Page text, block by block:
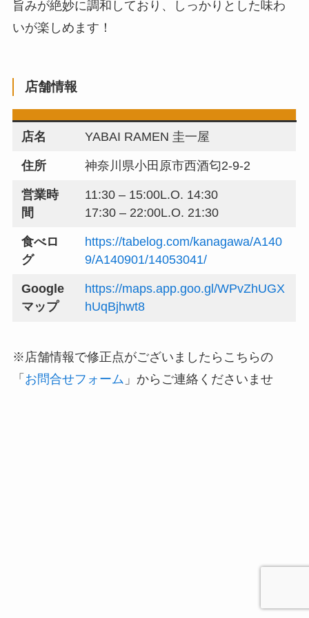
旨みが絶妙に調和しており、しっかりとした味わ
いが楽しめます！
店舗情報
店名 YABAI RAMEN 圭一屋
住所 神奈川県小田原市西酒匂2-9-2
営業時
間
11:30 – 15:00L.O. 14:30
17:30 – 22:00L.O. 21:30
食べロ
グ
https://tabelog.com/kanagawa/A140
9/A140901/14053041/
Google
マップ
https://maps.app.goo.gl/WPvZhUGX
hUqBjhwt8
※店舗情報で修正点がございましたらこちらの
「 お問合せフォーム 」からご連絡くださいませ